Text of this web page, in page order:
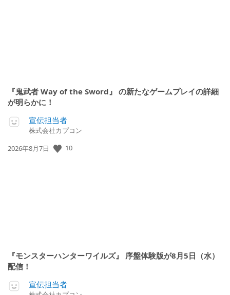
『鬼武者 Way of the Sword』 の新たなゲームプレイの詳細
が明らかに！
宣伝担当者
株式会社カプコン
公
2026年8月7日 10
『モンスターハンターワイルズ』 序盤体験版が8月5日（水）
配信！
宣伝担当者